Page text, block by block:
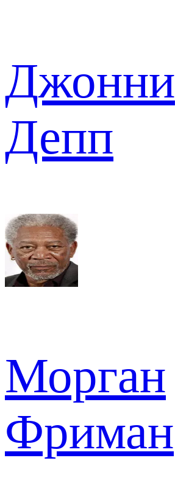
Джонни
Депп
Морган
Фриман